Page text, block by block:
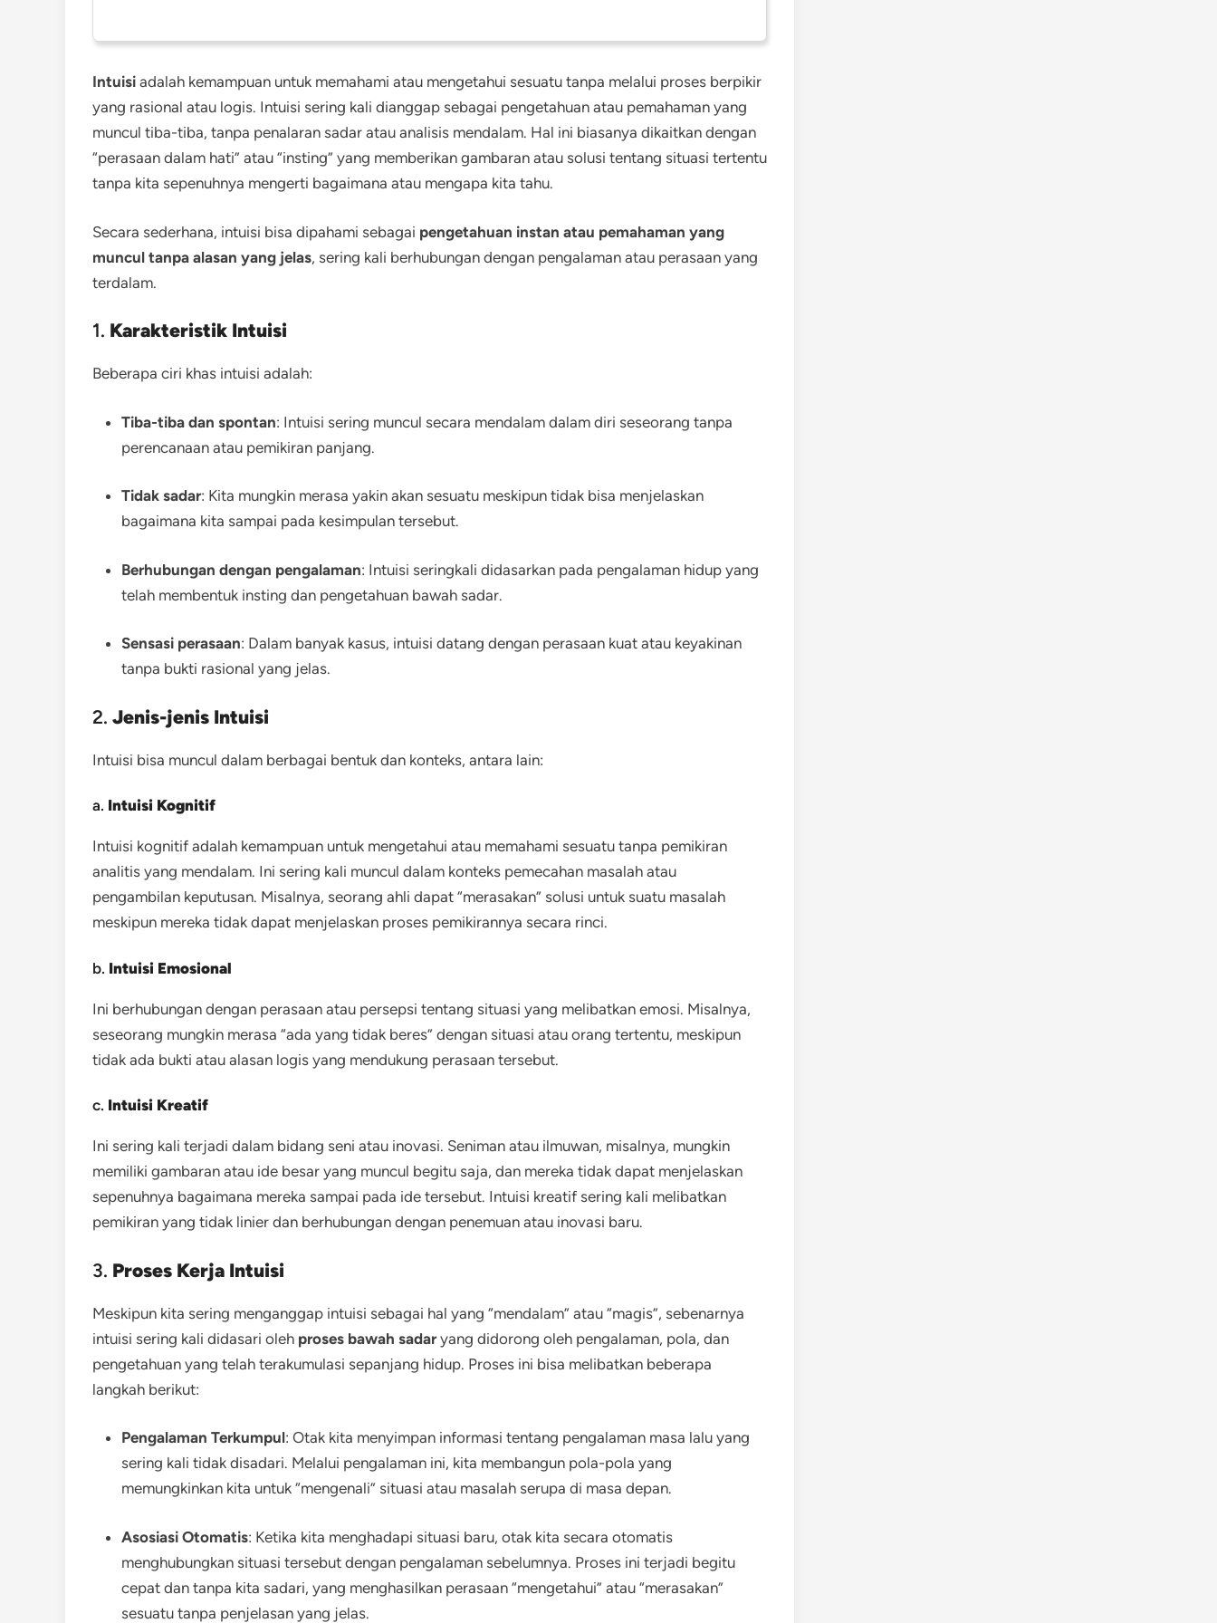
Intuisi adalah kemampuan untuk memahami atau mengetahui sesuatu tanpa melalui proses berpikir
yang rasional atau logis. Intuisi sering kali dianggap sebagai pengetahuan atau pemahaman yang
muncul tiba-tiba, tanpa penalaran sadar atau analisis mendalam. Hal ini biasanya dikaitkan dengan
“perasaan dalam hati” atau “insting” yang memberikan gambaran atau solusi tentang situasi tertentu
tanpa kita sepenuhnya mengerti bagaimana atau mengapa kita tahu.
Secara sederhana, intuisi bisa dipahami sebagai pengetahuan instan atau pemahaman yang
muncul tanpa alasan yang jelas, sering kali berhubungan dengan pengalaman atau perasaan yang
terdalam.
1. Karakteristik Intuisi
Beberapa ciri khas intuisi adalah:
Tiba-tiba dan spontan: Intuisi sering muncul secara mendalam dalam diri seseorang tanpa
perencanaan atau pemikiran panjang.
Tidak sadar: Kita mungkin merasa yakin akan sesuatu meskipun tidak bisa menjelaskan
bagaimana kita sampai pada kesimpulan tersebut.
Berhubungan dengan pengalaman: Intuisi seringkali didasarkan pada pengalaman hidup yang
telah membentuk insting dan pengetahuan bawah sadar.
Sensasi perasaan: Dalam banyak kasus, intuisi datang dengan perasaan kuat atau keyakinan
tanpa bukti rasional yang jelas.
2. Jenis-jenis Intuisi
Intuisi bisa muncul dalam berbagai bentuk dan konteks, antara lain:
a. Intuisi Kognitif
Intuisi kognitif adalah kemampuan untuk mengetahui atau memahami sesuatu tanpa pemikiran
analitis yang mendalam. Ini sering kali muncul dalam konteks pemecahan masalah atau
pengambilan keputusan. Misalnya, seorang ahli dapat “merasakan” solusi untuk suatu masalah
meskipun mereka tidak dapat menjelaskan proses pemikirannya secara rinci.
b. Intuisi Emosional
Ini berhubungan dengan perasaan atau persepsi tentang situasi yang melibatkan emosi. Misalnya,
seseorang mungkin merasa “ada yang tidak beres” dengan situasi atau orang tertentu, meskipun
tidak ada bukti atau alasan logis yang mendukung perasaan tersebut.
c. Intuisi Kreatif
Ini sering kali terjadi dalam bidang seni atau inovasi. Seniman atau ilmuwan, misalnya, mungkin
memiliki gambaran atau ide besar yang muncul begitu saja, dan mereka tidak dapat menjelaskan
sepenuhnya bagaimana mereka sampai pada ide tersebut. Intuisi kreatif sering kali melibatkan
pemikiran yang tidak linier dan berhubungan dengan penemuan atau inovasi baru.
3. Proses Kerja Intuisi
Meskipun kita sering menganggap intuisi sebagai hal yang “mendalam” atau “magis”, sebenarnya
intuisi sering kali didasari oleh proses bawah sadaryang didorong oleh pengalaman, pola, dan
pengetahuan yang telah terakumulasi sepanjang hidup. Proses ini bisa melibatkan beberapa
langkah berikut:
Pengalaman Terkumpul: Otak kita menyimpan informasi tentang pengalaman masa lalu yang
sering kali tidak disadari. Melalui pengalaman ini, kita membangun pola-pola yang
memungkinkan kita untuk “mengenali” situasi atau masalah serupa di masa depan.
Asosiasi Otomatis: Ketika kita menghadapi situasi baru, otak kita secara otomatis
menghubungkan situasi tersebut dengan pengalaman sebelumnya. Proses ini terjadi begitu
cepat dan tanpa kita sadari, yang menghasilkan perasaan “mengetahui” atau “merasakan”
sesuatu tanpa penjelasan yang jelas.